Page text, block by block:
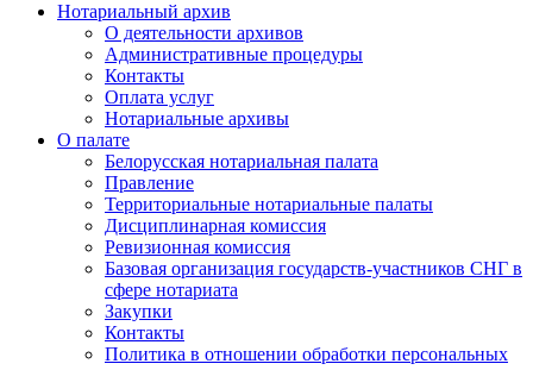
Нотариальный архив
О деятельности архивов
Административные процедуры
Контакты
Оплата услуг
Нотариальные архивы
О палате
Белорусская нотариальная палата
Правление
Территориальные нотариальные палаты
Дисциплинарная комиссия
Ревизионная комиссия
Базовая организация государств-участников СНГ в
сфере нотариата
Закупки
Контакты
Политика в отношении обработки персональных